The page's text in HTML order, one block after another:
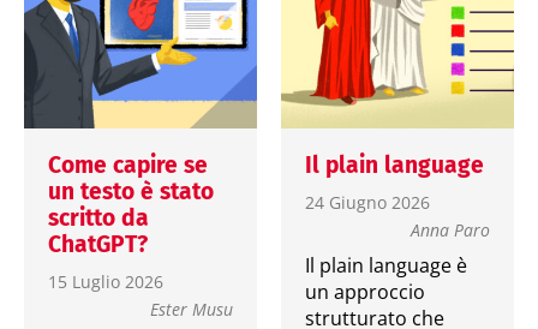
Come capire se
un testo è stato
scritto da
ChatGPT?
15 Luglio 2026
Ester Musu
Il plain language
24 Giugno 2026
Anna Paro
Il plain language è
un approccio
strutturato che